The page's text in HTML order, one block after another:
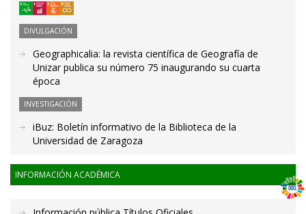
DIVULGACIÓN
Geographicalia: la revista científica de Geografía de
Unizar publica su número 75 inaugurando su cuarta
época
INVESTIGACIÓN
iBuz: Boletín informativo de la Biblioteca de la
Universidad de Zaragoza
INFORMACIÓN ACADÉMICA